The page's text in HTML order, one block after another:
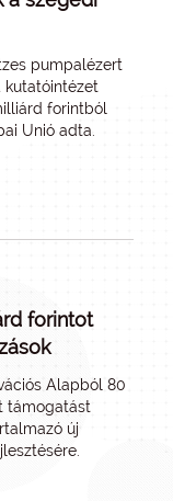
pumpalézert
kutatóintézet
forintból
Unió adta.
forintot
Alapból 80
támogatást
új